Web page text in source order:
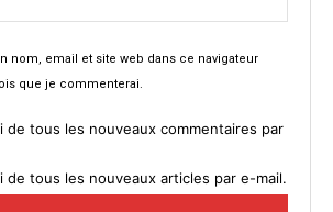
nom, email et site web dans ce navigateur
que je commenterai.
de tous les nouveaux commentaires par
de tous les nouveaux articles par e-mail.